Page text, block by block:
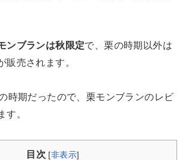
ンブランは秋限定で、栗の時期以外は
販売されます。
時期だったので、栗モンブランのレビ
す。
目次 [非表示]